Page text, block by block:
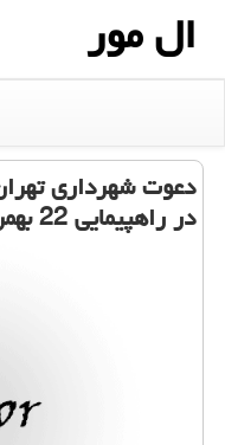
ال مور
دعوت شهرداری
در راهپیمایی 22 بهمن